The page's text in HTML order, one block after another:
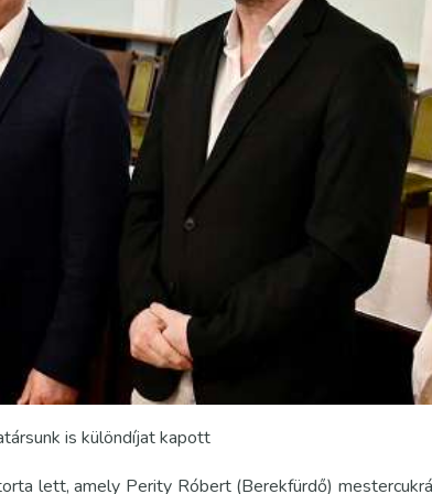
is különdíjat kapott
lett, amely Perity Róbert (Berekfürdő)